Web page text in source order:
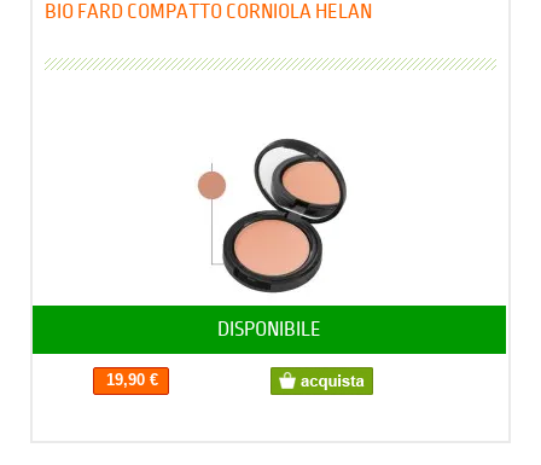
DISPONIBILE
BIO FARD COMPATTO CORNIOLA HELAN
19,90 €